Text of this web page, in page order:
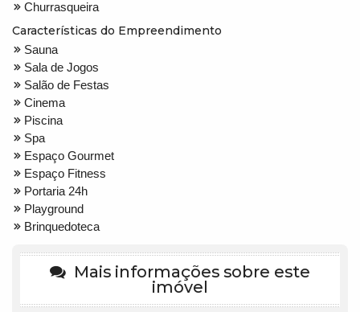
Churrasqueira
Características do Empreendimento
Sauna
Sala de Jogos
Salão de Festas
Cinema
Piscina
Spa
Espaço Gourmet
Espaço Fitness
Portaria 24h
Playground
Brinquedoteca
Mais informações sobre este
imóvel